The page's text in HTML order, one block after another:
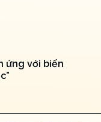
ứng với biến